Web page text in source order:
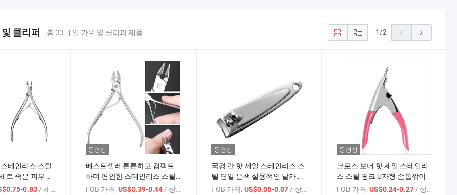
클리퍼 총 33 네일 가위 및 클리퍼 제품 1/2
테인리스 스틸
트 죽은 피부 가
0.83/ 세트
동영상
베스트셀러 튼튼하고 컴팩트
하며 편안한 스테인리스 스틸
각질 제거 손톱 깎이
FOB 가격: US$0.39-0.44/ 상품
동영상
국경 간 핫 세일 스테인리스 스
틸 단일 은색 실용적인 날카로
운 손톱깎이
FOB 가격: US$0.05-0.07/ 상품
동영상
크로스 보더 핫 세일 스테인리
스 스틸 핑크 U자형 손톱깎이
FOB 가격: US$0.24-0.27/ 상품